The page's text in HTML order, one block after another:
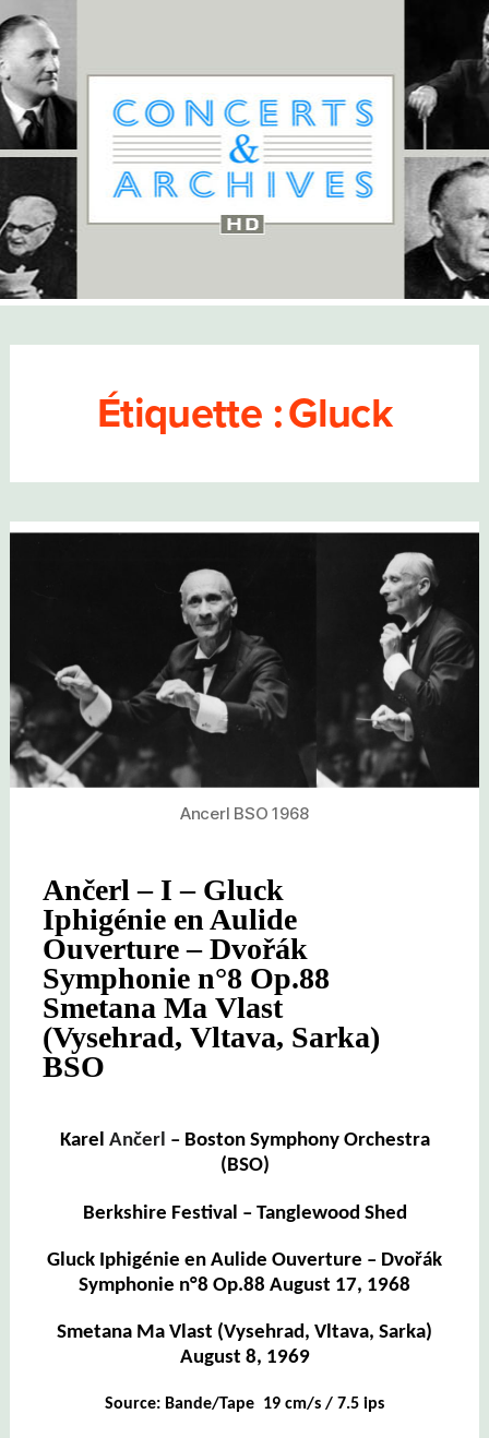
Étiquette :Gluck
Ancerl BSO 1968
Ančerl – I – Gluck
Iphigénie en Aulide
Ouverture – Dvořák
Symphonie n°8 Op.88
Smetana Ma Vlast
(Vysehrad, Vltava, Sarka)
BSO
Karel Ančerl – Boston Symphony Orchestra
(BSO)
Berkshire Festival – Tanglewood Shed
Gluck Iphigénie en Aulide Ouverture – Dvořák
Symphonie n°8 Op.88 August 17, 1968
Smetana Ma Vlast (Vysehrad, Vltava, Sarka)
August 8, 1969
Source: Bande/Tape 19 cm/s / 7.5 ips